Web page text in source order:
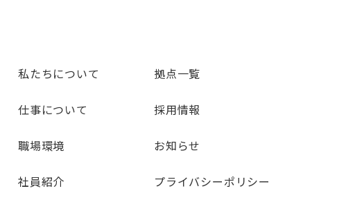
私たちについて
仕事について
職場環境
社員紹介
拠点一覧
採用情報
お知らせ
プライバシーポリシー